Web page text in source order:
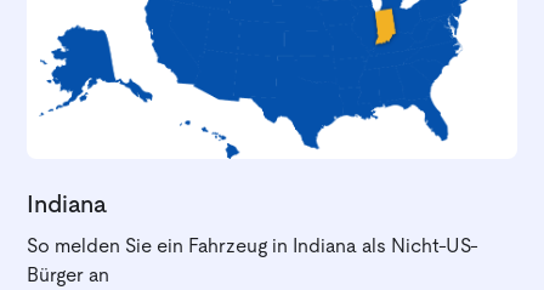
Indiana
So melden Sie ein Fahrzeug in Indiana als Nicht-US-
Bürger an